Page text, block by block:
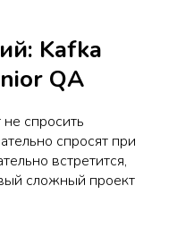
Kafka
QA
спросить
спросят при
встретится,
сложный проект